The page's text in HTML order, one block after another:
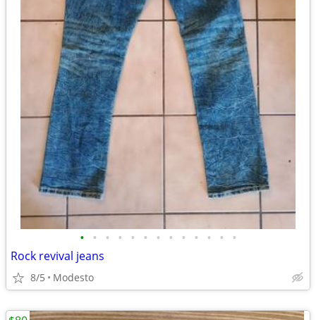
• • • • • • • • • • • • •
Rock revival jeans
8/5 Modesto